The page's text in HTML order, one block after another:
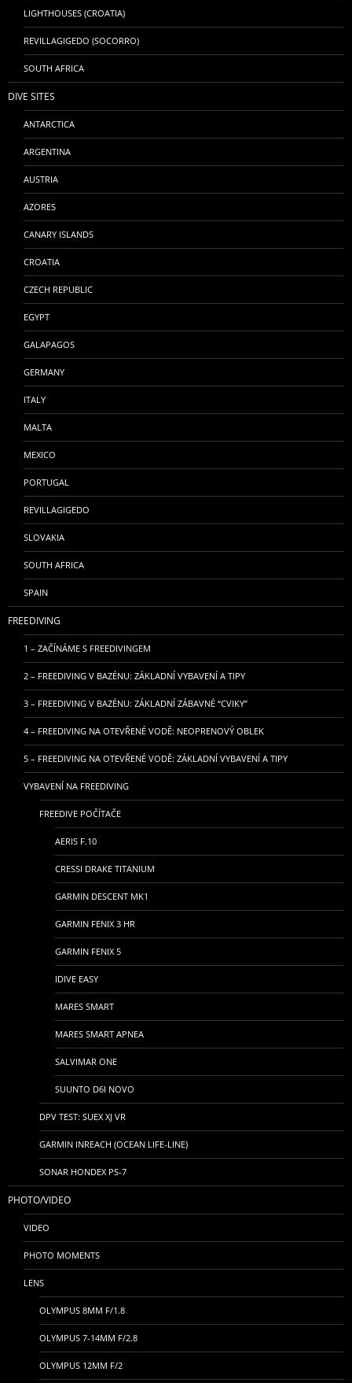
LIGHTHOUSES (CROATIA)
REVILLAGIGEDO (SOCORRO)
SOUTH AFRICA
DIVE SITES
ANTARCTICA
ARGENTINA
AUSTRIA
AZORES
CANARY ISLANDS
CROATIA
CZECH REPUBLIC
EGYPT
GALAPAGOS
GERMANY
ITALY
MALTA
MEXICO
PORTUGAL
REVILLAGIGEDO
SLOVAKIA
SOUTH AFRICA
SPAIN
FREEDIVING
1 – ZAČÍNÁME S FREEDIVINGEM
2 – FREEDIVING V BAZÉNU: ZÁKLADNÍ VYBAVENÍ A TIPY
3 – FREEDIVING V BAZÉNU: ZÁKLADNÍ ZÁBAVNÉ “CVIKY”
4 – FREEDIVING NA OTEVŘENÉ VODĚ: NEOPRENOVÝ OBLEK
5 – FREEDIVING NA OTEVŘENÉ VODĚ: ZÁKLADNÍ VYBAVENÍ A TIPY
VYBAVENÍ NA FREEDIVING
FREEDIVE POČÍTAČE
AERIS F.10
CRESSI DRAKE TITANIUM
GARMIN DESCENT MK1
GARMIN FENIX 3 HR
GARMIN FENIX 5
IDIVE EASY
MARES SMART
MARES SMART APNEA
SALVIMAR ONE
SUUNTO D6I NOVO
DPV TEST: SUEX XJ VR
GARMIN INREACH (OCEAN LIFE-LINE)
SONAR HONDEX PS-7
PHOTO/VIDEO
VIDEO
PHOTO MOMENTS
LENS
OLYMPUS 8MM F/1.8
OLYMPUS 7-14MM F/2.8
OLYMPUS 12MM F/2